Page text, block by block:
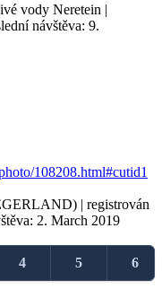
vody Neretein |
návštěva: 9.
108208.html#cutid1
| registrován
2. March 2019
4 5
6